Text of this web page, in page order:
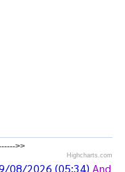
>>
Highcharts.com
08/2026 (05:34) And